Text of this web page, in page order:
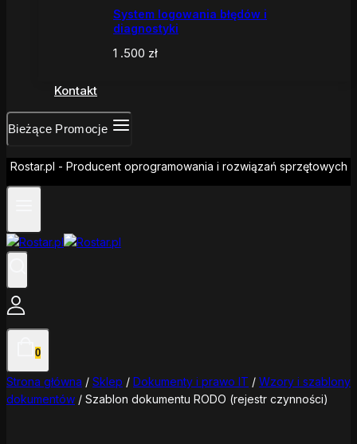
System logowania błędów i
diagnostyki
1 .500 zł
Kontakt
Bieżące Promocje
Rostar.pl - Producent oprogramowania i rozwiązań sprzętowych
0
Strona główna / Sklep / Dokumenty i prawo IT / Wzory i szablony
dokumentów / Szablon dokumentu RODO (rejestr czynności)